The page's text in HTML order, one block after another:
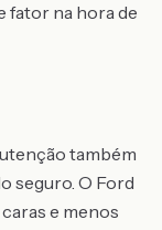
fator na hora de
também
seguro. O Ford
e menos